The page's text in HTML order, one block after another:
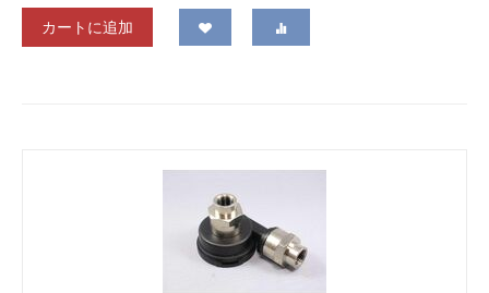
カートに追加